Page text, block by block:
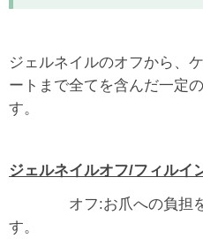
ジェルネイルのオフから、
ートまで全てを含んだ一定
す。
ジェルネイルオフ/フィルイ
オフ:お爪への負担を
す。